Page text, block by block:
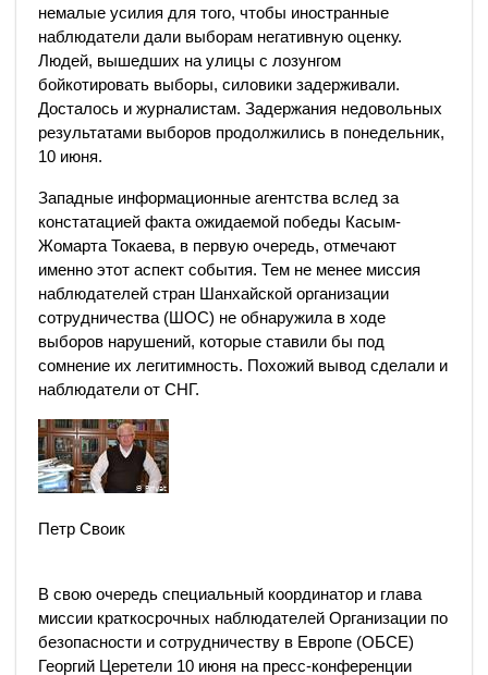
немалые усилия для того, чтобы иностранные
наблюдатели дали выборам негативную оценку.
Людей, вышедших на улицы с лозунгом
бойкотировать выборы, силовики задерживали.
Досталось и журналистам. Задержания недовольных
результатами выборов продолжились в понедельник,
10 июня.
Западные информационные агентства вслед за
констатацией факта ожидаемой победы Касым-
Жомарта Токаева, в первую очередь, отмечают
именно этот аспект события. Тем не менее миссия
наблюдателей стран Шанхайской организации
сотрудничества (ШОС) не обнаружила в ходе
выборов нарушений, которые ставили бы под
сомнение их легитимность. Похожий вывод сделали и
наблюдатели от СНГ.
Петр Своик
В свою очередь специальный координатор и глава
миссии краткосрочных наблюдателей Организации по
безопасности и сотрудничеству в Европе (ОБСЕ)
Георгий Церетели 10 июня на пресс-конференции